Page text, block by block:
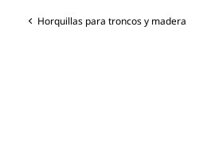
Horquillas para troncos y madera